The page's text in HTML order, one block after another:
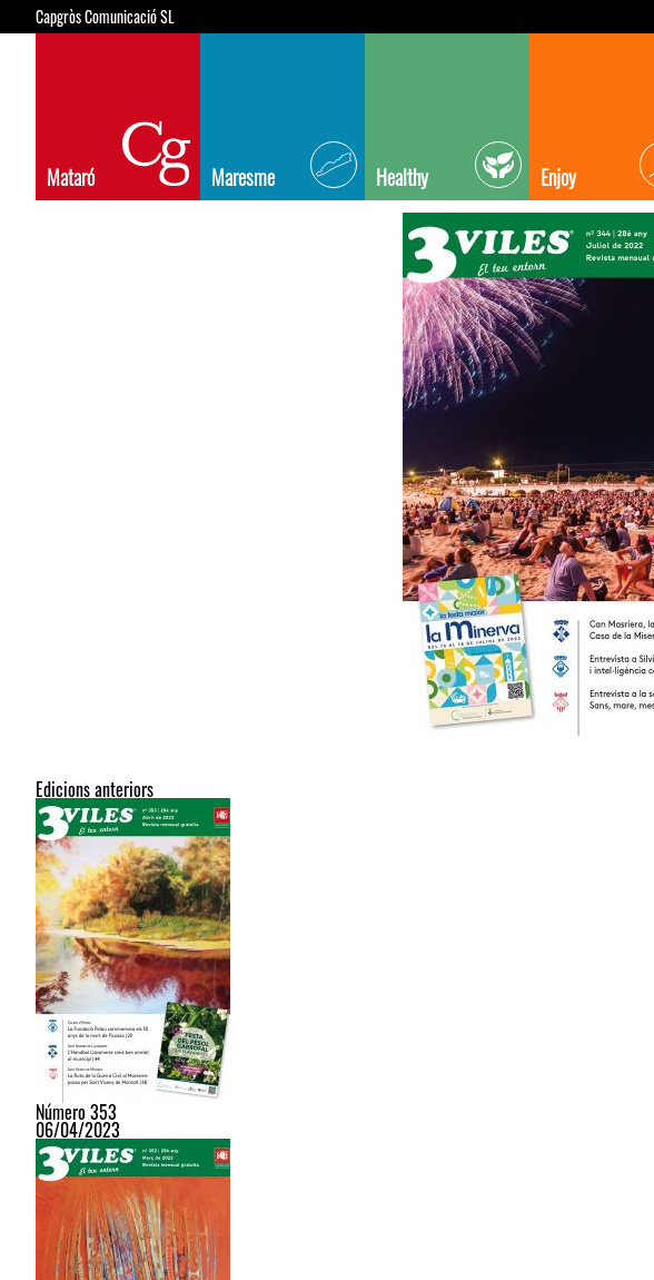
Capgròs Comunicació SL
Mataró Maresme Healthy Enjoy
Edicions anteriors
Número 353
06/04/2023